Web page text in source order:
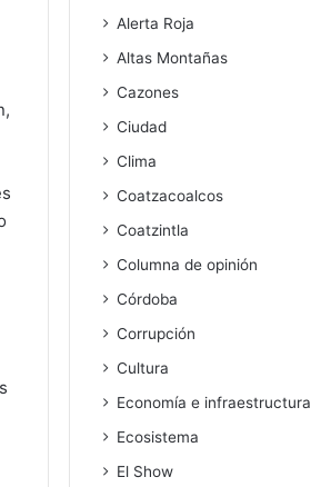
Alerta Roja
Altas Montañas
Cazones
Ciudad
Clima
Coatzacoalcos
Coatzintla
Columna de opinión
Córdoba
Corrupción
Cultura
Economía e infraestructura
Ecosistema
El Show